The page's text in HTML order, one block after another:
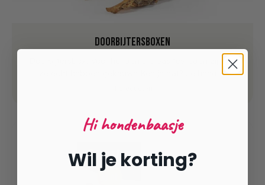
Doorbijtersboxen
Doorbijtersbox: Voor honden die pas tevreden zijn als
ze echt hebben gekauwd Ken je dat? Je hond ...
Hi hondenbaasje
Wil je korting?